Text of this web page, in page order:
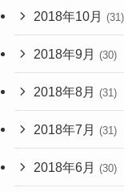
2018年10月 (31)
2018年9月 (30)
2018年8月 (31)
2018年7月 (31)
2018年6月 (30)